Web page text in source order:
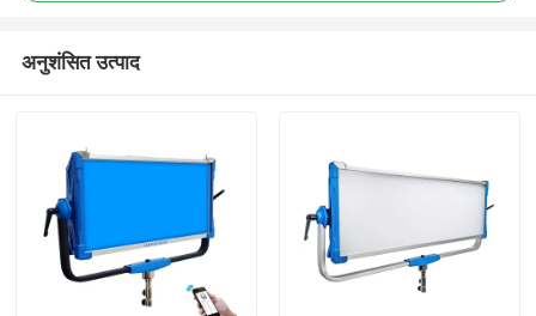
अनुशंसित उत्पाद